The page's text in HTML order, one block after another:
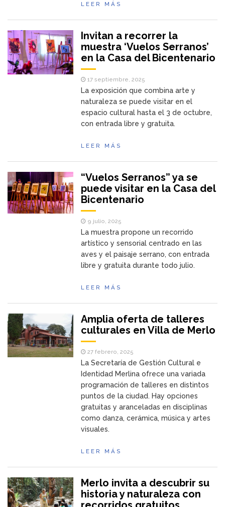
LEER MÁS
Invitan a recorrer la
muestra ‘Vuelos Serranos’
en la Casa del Bicentenario
17 septiembre, 2025
La exposición que combina arte y
naturaleza se puede visitar en el
espacio cultural hasta el 3 de octubre,
con entrada libre y gratuita.
LEER MÁS
“Vuelos Serranos” ya se
puede visitar en la Casa del
Bicentenario
9 julio, 2025
La muestra propone un recorrido
artístico y sensorial centrado en las
aves y el paisaje serrano, con entrada
libre y gratuita durante todo julio.
LEER MÁS
Amplia oferta de talleres
culturales en Villa de Merlo
27 febrero, 2025
La Secretaría de Gestión Cultural e
Identidad Merlina ofrece una variada
programación de talleres en distintos
puntos de la ciudad. Hay opciones
gratuitas y aranceladas en disciplinas
como danza, cerámica, música y artes
visuales.
LEER MÁS
Merlo invita a descubrir su
historia y naturaleza con